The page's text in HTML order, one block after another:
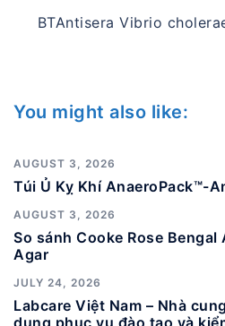
BTAntisera Vibrio
You might also like:
AUGUST 3, 2026
Túi Ủ Kỵ Khí AnaeroPack™-
AUGUST 3, 2026
So sánh Cooke Rose Bengal
Agar
JULY 24, 2026
Labcare Việt Nam – Nhà
dụng phục vụ đào tạo và